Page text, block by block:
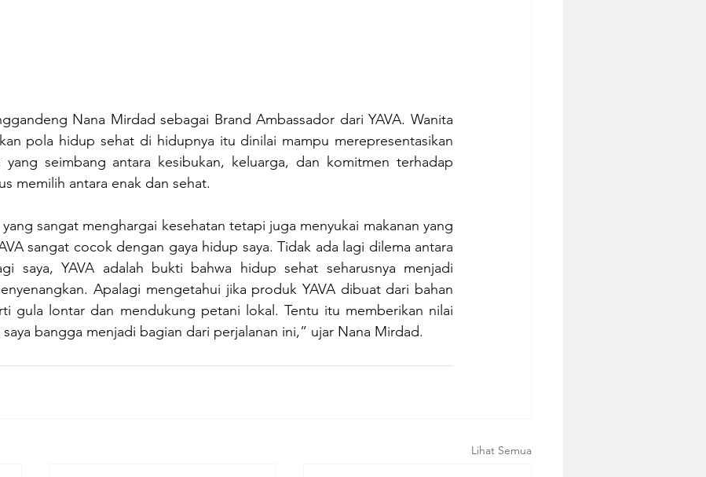
Nana Mirdad sebagai Brand Ambassador dari YAVA. Wanita
pola hidup sehat di hidupnya itu dinilai mampu merepresentasikan
seimbang antara kesibukan, keluarga, dan komitmen terhadap
memilih antara enak dan sehat.
sangat menghargai kesehatan tetapi juga menyukai makanan yang
sangat cocok dengan gaya hidup saya. Tidak ada lagi dilema antara
saya, YAVA adalah bukti bahwa hidup sehat seharusnya menjadi
Apalagi mengetahui jika produk YAVA dibuat dari bahan
gula lontar dan mendukung petani lokal. Tentu itu memberikan nilai
bangga menjadi bagian dari perjalanan ini,” ujar Nana Mirdad.
Lihat Semua